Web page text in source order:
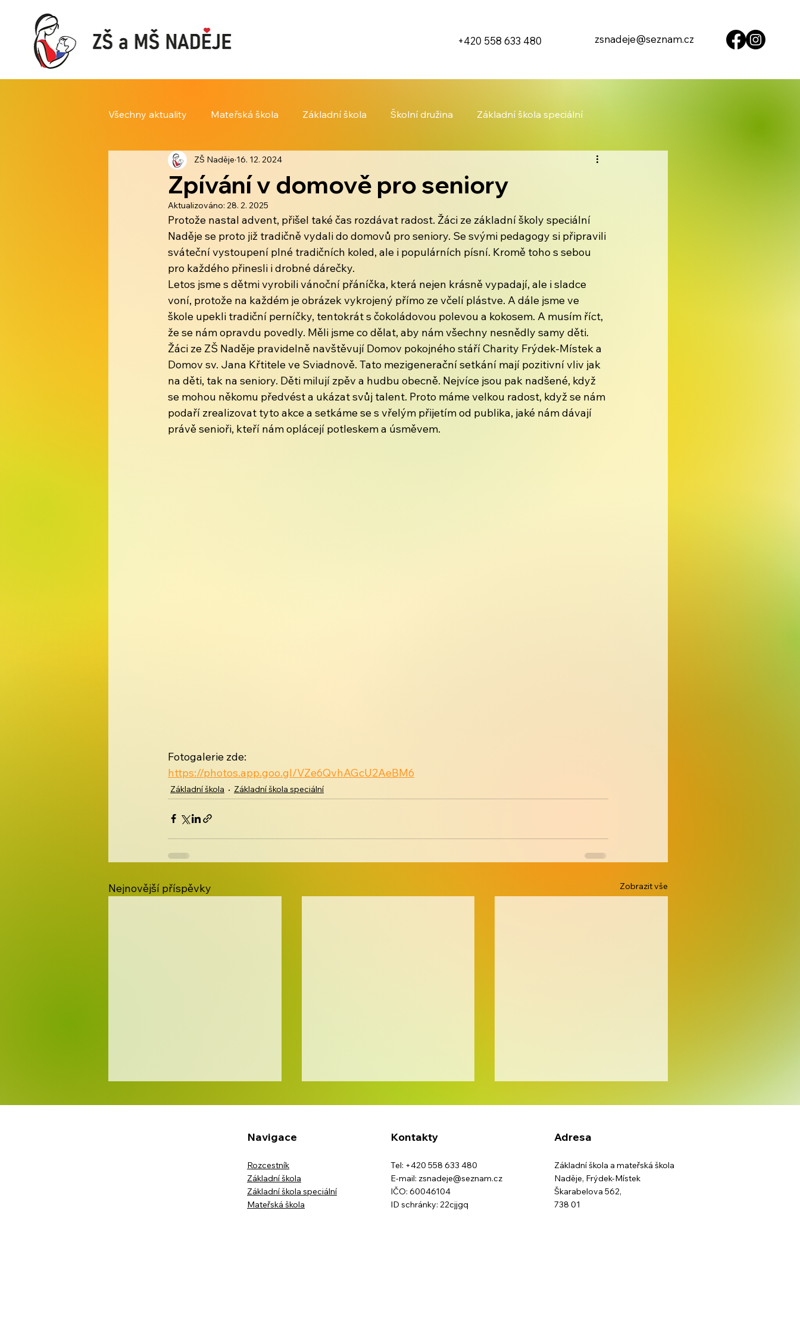
+420 558 633 480 zsnadeje@seznam.cz
Všechny aktuality Mateřská škola Základní škola Školní družina Základní škola speciální
Zpívání v domově pro seniory
ZŠ Naděje 16. 12. 2024
Aktualizováno: 28. 2. 2025
Protože nastal advent, přišel také čas rozdávat radost. Žáci ze základní školy speciální
Naděje se proto již tradičně vydali do domovů pro seniory. Se svými pedagogy si připravili
sváteční vystoupení plné tradičních koled, ale i populárních písní. Kromě toho s sebou
pro každého přinesli i drobné dárečky.
Letos jsme s dětmi vyrobili vánoční přáníčka, která nejen krásně vypadají, ale i sladce
voní, protože na každém je obrázek vykrojený přímo ze včelí plástve. A dále jsme ve
škole upekli tradiční perníčky, tentokrát s čokoládovou polevou a kokosem. A musím říct,
že se nám opravdu povedly. Měli jsme co dělat, aby nám všechny nesnědly samy děti.
Žáci ze ZŠ Naděje pravidelně navštěvují Domov pokojného stáří Charity Frýdek-Místek a
Domov sv. Jana Křtitele ve Sviadnově. Tato mezigenerační setkání mají pozitivní vliv jak
na děti, tak na seniory. Děti milují zpěv a hudbu obecně. Nejvíce jsou pak nadšené, když
se mohou někomu předvést a ukázat svůj talent. Proto máme velkou radost, když se nám
podaří zrealizovat tyto akce a setkáme se s vřelým přijetím od publika, jaké nám dávají
právě senioři, kteří nám oplácejí potleskem a úsměvem.
Fotogalerie zde:
https://photos.app.goo.gl/VZe6QvhAGcU2AeBM6
Základní škola Základní škola speciální
Nejnovější příspěvky Zobrazit vše
Školní výlet třídy IX.B na
Navigace
Rozcestník
Základní škola
Základní škola speciální
Mateřská škola
Kontakty
Tel: +420 558 633 480
E-mail: zsnadeje@seznam.cz
IČO: 60046104
ID schránky: 22cjjgq
Adresa
Základní škola a mateřská škola
Naděje, Frýdek-Místek
Škarabelova 562,
738 01